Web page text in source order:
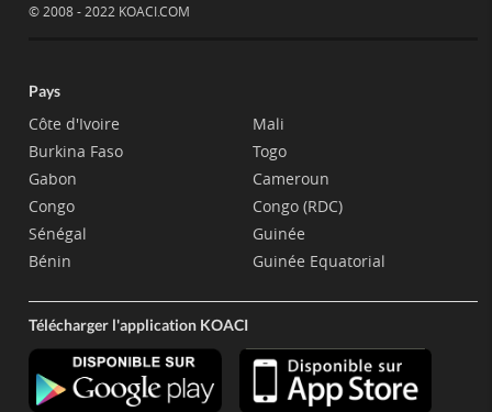
© 2008 - 2022 KOACI.COM
Pays
Côte d'Ivoire
Burkina Faso
Gabon
Congo
Sénégal
Bénin
Mali
Togo
Cameroun
Congo (RDC)
Guinée
Guinée Equatorial
Télécharger l'application KOACI